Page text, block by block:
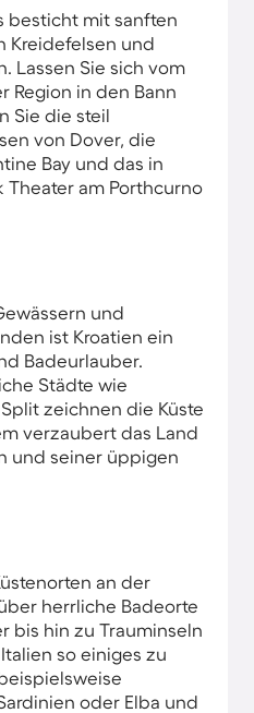
besticht mit sanften
Kreidefelsen und
Lassen Sie sich vom
Region in den Bann
Sie die steil
von Dover, die
Bay und das in
Theater am Porthcurno
und
ist Kroatien ein
Badeurlauber.
Städte wie
zeichnen die Küste
verzaubert das Land
und seiner üppigen
an der
herrliche Badeorte
bis hin zu Trauminseln
so einiges zu
oder Elba und